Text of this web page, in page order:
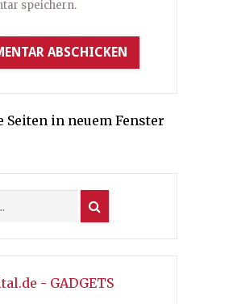
speichern.
Seiten in neuem Fenster
- GADGETS